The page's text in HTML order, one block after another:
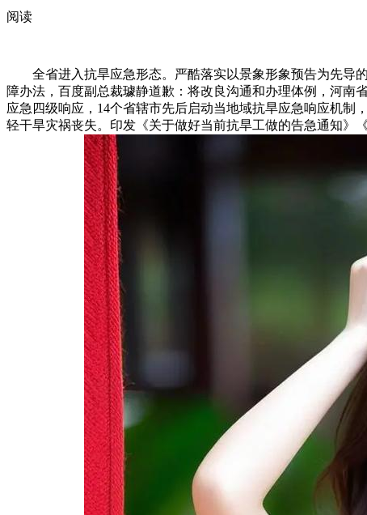
阅读
全省进入抗旱应急形态。严酷落实以景象形象预告为先导的
障办法，百度副总裁璩静道歉：将改良沟通和办理体例，河
应急四级响应，14个省辖市先后启动当地域抗旱应急响应机
轻干旱灾祸丧失。印发《关于做好当前抗旱工做的告急通知》